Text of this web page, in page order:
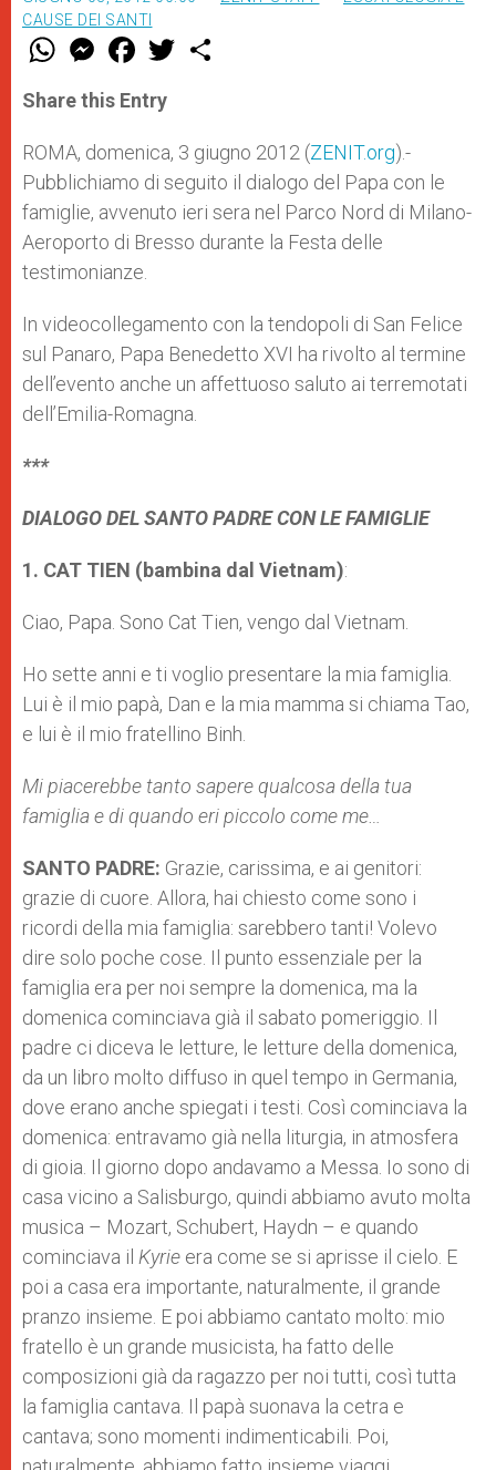
CAUSE DEI SANTI
W
t
s
p
p
M
e
s
e
g
e
r
F
a
e
b
o
k
w
r
Share this Entry
ROMA, domenica, 3 giugno 2012 (ZENIT.org).-
Pubblichiamo di seguito il dialogo del Papa con le
famiglie, avvenuto ieri sera nel Parco Nord di Milano-
Aeroporto di Bresso durante la Festa delle
testimonianze.
In videocollegamento con la tendopoli di San Felice
sul Panaro, Papa Benedetto XVI ha rivolto al termine
dell’evento anche un affettuoso saluto ai terremotati
dell’Emilia-Romagna.
***
DIALOGO DEL SANTO PADRE CON LE FAMIGLIE
1. CAT TIEN (bambina dal Vietnam):
Ciao, Papa. Sono Cat Tien, vengo dal Vietnam.
Ho sette anni e ti voglio presentare la mia famiglia.
Lui è il mio papà, Dan e la mia mamma si chiama Tao,
e lui è il mio fratellino Binh.
Mi piacerebbe tanto sapere qualcosa della tua
famiglia e di quando eri piccolo come me…
SANTO PADRE: Grazie, carissima, e ai genitori:
grazie di cuore. Allora, hai chiesto come sono i
ricordi della mia famiglia: sarebbero tanti! Volevo
dire solo poche cose. Il punto essenziale per la
famiglia era per noi sempre la domenica, ma la
domenica cominciava già il sabato pomeriggio. Il
padre ci diceva le letture, le letture della domenica,
da un libro molto diffuso in quel tempo in Germania,
dove erano anche spiegati i testi. Così cominciava la
domenica: entravamo già nella liturgia, in atmosfera
di gioia. Il giorno dopo andavamo a Messa. Io sono di
casa vicino a Salisburgo, quindi abbiamo avuto molta
musica – Mozart, Schubert, Haydn – e quando
cominciava il Kyrie era come se si aprisse il cielo. E
poi a casa era importante, naturalmente, il grande
pranzo insieme. E poi abbiamo cantato molto: mio
fratello è un grande musicista, ha fatto delle
composizioni già da ragazzo per noi tutti, così tutta
la famiglia cantava. Il papà suonava la cetra e
cantava; sono momenti indimenticabili. Poi,